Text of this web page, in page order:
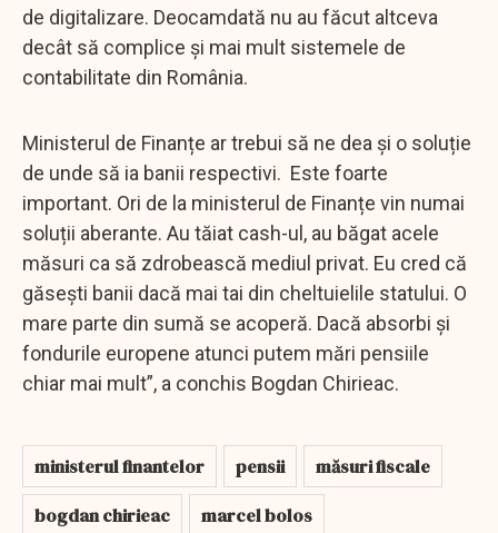
de digitalizare. Deocamdată nu au făcut altceva
decât să complice și mai mult sistemele de
contabilitate din România.
Ministerul de Finanțe ar trebui să ne dea și o soluție
de unde să ia banii respectivi. Este foarte
important. Ori de la ministerul de Finanțe vin numai
soluții aberante. Au tăiat cash-ul, au băgat acele
măsuri ca să zdrobească mediul privat. Eu cred că
găsești banii dacă mai tai din cheltuielile statului. O
mare parte din sumă se acoperă. Dacă absorbi și
fondurile europene atunci putem mări pensiile
chiar mai mult”, a conchis Bogdan Chirieac.
ministerul finantelor pensii
măsuri fiscale
bogdan chirieac
marcel bolos